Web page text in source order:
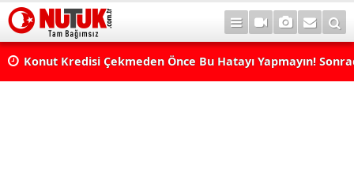
Konut Kredisi Çekmeden Önce Bu Hatayı Yapmayın!